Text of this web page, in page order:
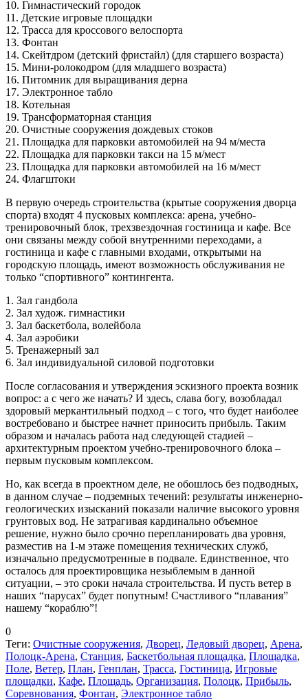
10. Гимнастический городок
11. Детские игровые площадки
12. Трасса для кроссового велоспорта
13. Фонтан
14. Скейтдром (детский фристайл) (для старшего возраста)
15. Мини-ролокодром (для младшего возраста)
16. Питомник для выращивания дерна
17. Электронное табло
18. Котельная
19. Трансформаторная станция
20. Очистные сооружения дождевых стоков
21. Площадка для парковки автомобилей на 94 м/места
22. Площадка для парковки такси на 15 м/мест
23. Площадка для парковки автомобилей на 16 м/мест
24. Флагштоки
В первую очередь строительства (крытые сооружения дворца
спорта) входят 4 пусковых комплекса: арена, учебно-
тренировочный блок, трехзвездочная гостиница и кафе. Все
они связаны между собой внутренними переходами, а
гостиница и кафе с главными входами, открытыми на
городскую площадь, имеют возможность обслуживания не
только “спортивного” контингента.
1. Зал гандбола
2. Зал худож. гимнастики
3. Зал баскетбола, волейбола
4. Зал аэробики
5. Тренажерный зал
6. Зал индивидуальной силовой подготовки
После согласования и утверждения эскизного проекта возник
вопрос: а с чего же начать? И здесь, слава богу, возобладал
здоровый меркантильный подход – с того, что будет наиболее
востребовано и быстрее начнет приносить прибыль. Таким
образом и началась работа над следующей стадией –
архитектурным проектом учебно-тренировочного блока –
первым пусковым комплексом.
Но, как всегда в проектном деле, не обошлось без подводных,
в данном случае – подземных течений: результаты инженерно-
геологических изысканий показали наличие высокого уровня
грунтовых вод. Не затрагивая кардинально объемное
решение, нужно было срочно перепланировать два уровня,
разместив на 1-м этаже помещения технических служб,
изначально предусмотренные в подвале. Единственное, что
осталось для проектировщика незыблемым в данной
ситуации, – это сроки начала строительства. И пусть ветер в
наших “парусах” будет попутным! Счастливого “плавания”
нашему “кораблю”!
0
Теги: Очистные сооружения, Дворец, Ледовый дворец, Арена,
Полоцк-Арена, Станция, Баскетбольная площадка, Площадка,
Поле, Ветер, План, Генплан, Трасса, Гостиница, Игровые
площадки, Кафе, Площадь, Организация, Полоцк, Прибыль,
Соревнования, Фонтан, Электронное табло